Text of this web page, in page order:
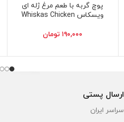
انتخاب گزینه ها
پوچ گربه با طعم مرغ ژله ای
ویسکاس Whiskas Chicken
۱۹۰,۰۰۰ تومان
ارسال پستی
سراسر ایران